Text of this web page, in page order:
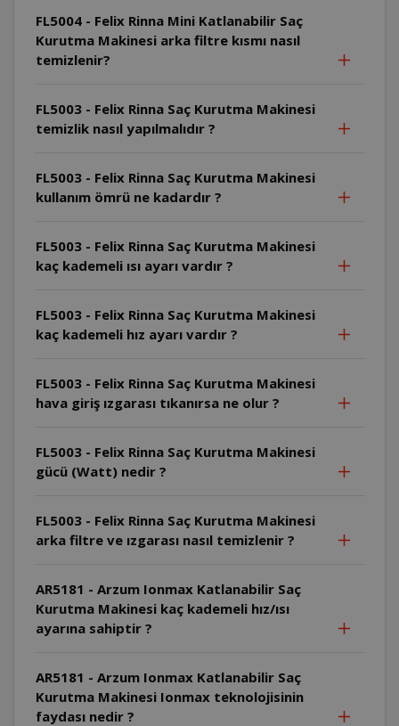
FL5004 - Felix Rinna Mini Katlanabilir Saç
Kurutma Makinesi arka filtre kısmı nasıl
temizlenir?
FL5003 - Felix Rinna Saç Kurutma Makinesi
temizlik nasıl yapılmalıdır ?
FL5003 - Felix Rinna Saç Kurutma Makinesi
kullanım ömrü ne kadardır ?
FL5003 - Felix Rinna Saç Kurutma Makinesi
kaç kademeli ısı ayarı vardır ?
FL5003 - Felix Rinna Saç Kurutma Makinesi
kaç kademeli hız ayarı vardır ?
FL5003 - Felix Rinna Saç Kurutma Makinesi
hava giriş ızgarası tıkanırsa ne olur ?
FL5003 - Felix Rinna Saç Kurutma Makinesi
gücü (Watt) nedir ?
FL5003 - Felix Rinna Saç Kurutma Makinesi
arka filtre ve ızgarası nasıl temizlenir ?
AR5181 - Arzum Ionmax Katlanabilir Saç
Kurutma Makinesi kaç kademeli hız/ısı
ayarına sahiptir ?
AR5181 - Arzum Ionmax Katlanabilir Saç
Kurutma Makinesi Ionmax teknolojisinin
faydası nedir ?